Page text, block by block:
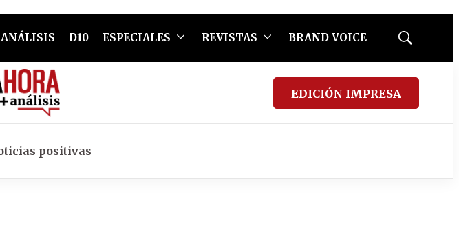
ANÁLISIS D10 ESPECIALES REVISTAS BRAND VOICE
Mostrar
EDICIÓN IMPRESA
positivas